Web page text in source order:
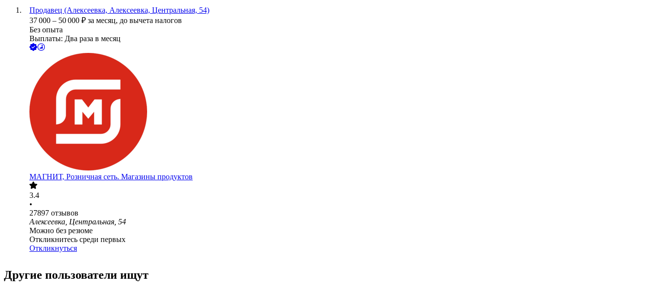
Продавец (Алексеевка, Алексеевка, Центральная, 54)
37 000 – 50 000 ₽ за месяц, до вычета налогов
Без опыта
Выплаты: Два раза в месяц
МАГНИТ, Розничная сеть. Магазины продуктов
3.4
•
27897 отзывов
Алексеевка, Центральная, 54
Можно без резюме
Откликнитесь среди первых
Откликнуться
Другие пользователи ищут